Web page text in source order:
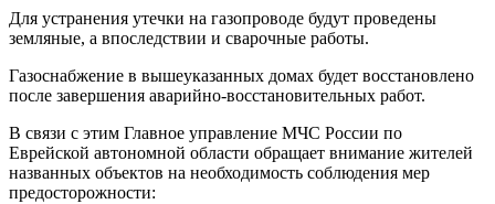
Для устранения утечки на газопроводе будут проведены
земляные, а впоследствии и сварочные работы.
Газоснабжение в вышеуказанных домах будет восстановлено
после завершения аварийно-восстановительных работ.
В связи с этим Главное управление МЧС России по
Еврейской автономной области обращает внимание жителей
названных объектов на необходимость соблюдения мер
предосторожности: